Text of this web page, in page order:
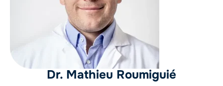
Dr. Mathieu Roumiguié